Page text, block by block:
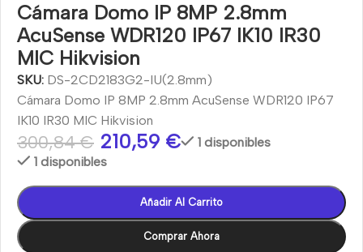
Cámara Domo IP 8MP 2.8mm
AcuSense WDR120 IP67 IK10 IR30
MIC Hikvision
SKU: DS-2CD2183G2-IU(2.8mm)
Cámara Domo IP 8MP 2.8mm AcuSense WDR120 IP67
IK10 IR30 MIC Hikvision
300,84€ 210,59 €
1 disponibles
1 disponibles
Añadir Al Carrito
Comprar Ahora